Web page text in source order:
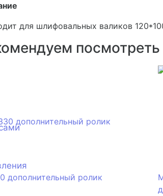
для шлифовальных валиков
посмотреть
дополнительный ролик